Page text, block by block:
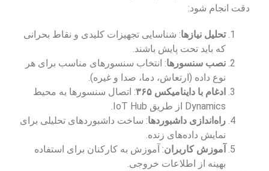
دقت انجام شود:
تحلیل نیازها: شناسایی تجهیزات کلیدی و نقاط بحرانی
که باید تحت پایش باشند.
نصب سنسورها: انتخاب سنسورهای مناسب برای هر
نوع داده (ارتعاش، دما، صدا و غیره).
ادغام با داینامیکس ۳۶۵
: اتصال سنسورها به محیط
Dynamics از طریق IoT Hub.
راه‌اندازی داشبوردها: ساخت داشبوردهای تحلیلی برای
نمایش داده‌های زنده.
آموزش کاربران: آموزش به کارکنان برای استفاده
بهینه از اطلاعات خروجی.